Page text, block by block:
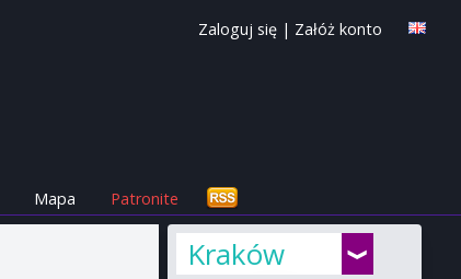
Zaloguj się | Załóż konto
Mapa Patronite
Kraków